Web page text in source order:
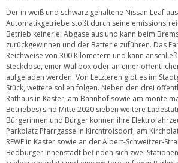
Der in weiß und schwarz gehaltene Nissan Leaf
Automatikgetriebe stößt durch seine
Betrieb keinerlei Abgase aus und kann beim
zurückgewinnen und der Batterie zuführen. Das
Reichweise von 300 Kilometern und kann
Steckdose, einer Wallbox oder an einer
aufgeladen werden. Von Letzteren gibt es im
Stück, weitere sollen folgen. Neben den drei
Rathaus in Kaster, am Bahnhof sowie am monte
Betriebes) sind Mitte 2020 sieben weitere
Bürgerinnen und Bürger können ihre
Parkplatz Pfarrgasse in Kirchtroisdorf, am
REWE in Kaster sowie an der Albert-Schweitzer-
Bedburger Innenstadt befinden sich zwei